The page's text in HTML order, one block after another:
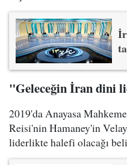
"Geleceğin İran dini
2019'da Anayasa
Reisi'nin Hamaney'in
liderlikte halefi olacağı